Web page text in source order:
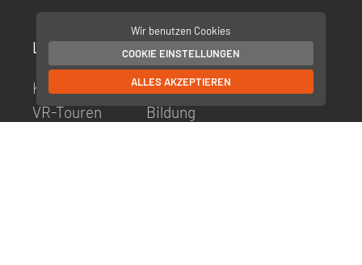
Leistungen
KI Kompass
VR-Touren
Branchen
Tourismus
Bildung
Projekte
Wir benutzen Cookies
COOKIE EINSTELLUNGEN
ALLES AKZEPTIEREN